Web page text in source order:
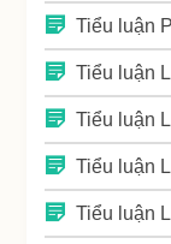
Tiểu luận
Tiểu luận
Tiểu luận
Tiểu luận
Tiểu luận